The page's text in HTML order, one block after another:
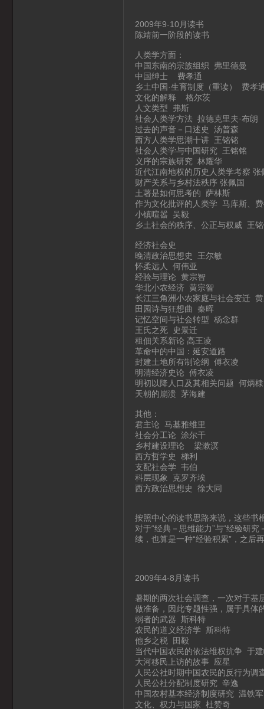
2009年9-10月读书
陈靖前一阶段的读书
人类学方面：
中国东南的宗族组织 弗里德曼
中国绅士 费孝通
乡土中国·生育制度（重读） 费孝
文化的解释 格尔茨
人文类型 弗斯
社会人类学方法 拉德克里夫·布朗
过去的声音－口述史 汤普森
西方人类学思潮十讲 王铭铭
社会人类学与中国研究 王铭铭
义序的宗族研究 林耀华
近代江南地权的历史人类学考察 张
财产关系与乡村法秩序 张佩国
土著是如何思考的 萨林斯
作为文化批评的人类学 马库斯、
小镇喧嚣 吴毅
乡土社会的秩序、公正与权威 王
经济社会史
晚清政治思想史 王尔敏
怀柔远人 何伟亚
经验与理论 黄宗智
华北小农经济 黄宗智
长江三角洲小农家庭与社会变迁
田园诗与狂想曲 秦晖
记忆空间与社会转型 杨念群
王氏之死 史景迁
租佃关系新论 高王凌
革命中的中国：延安道路
封建土地所有制论纲 傅衣凌
明清经济史论 傅衣凌
明初以降人口及其相关问题 何炳棣
天朝的崩溃 茅海建
其他：
君主论 马基雅维里
社会分工论 涂尔干
乡村建设理论 梁漱溟
西方哲学史 梯利
支配社会学 韦伯
科层现象 克罗齐埃
西方政治思想史 徐大同
按照中心的读书思路来说，这些书
对于“经典－思维能力”与“经验研
续，也算是一种“经验积累”，之后
2009年4-8月读书
暑期的两次社会调查，一次对于基
做准备，因此专题性强，属于具体
弱者的武器 斯科特
农民的道义经济学 斯科特
他乡之税 田毅
当代中国农民的依法维权抗争 于
大河移民上访的故事 应星
人民公社时期中国农民的反行为调
人民公社分配制度研究 辛逸
中国农村基本经济制度研究 温铁军
文化、权力与国家 杜赞奇